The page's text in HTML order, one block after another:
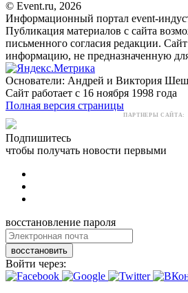
© Event.ru, 2026
Информационный портал event-
Публикация материалов с сайта
письменного согласия редакции.
информацию, не предназначенную
Основатели: Андрей и Виктория
Сайт работает с 16 ноября 1998 года
Полная версия страницы
ПАРТНЕРЫ САЙТА:
Подпишитесь
чтобы получать новости первыми
восстановление пароля
восстановить
Войти через: